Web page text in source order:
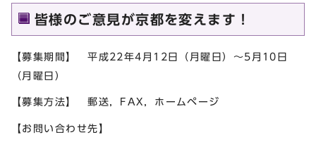
皆様のご意見が京都を変えます！
【募集期間】 平成22年4月12日（月曜日）～5月10日
（月曜日）
【募集方法】 郵送，FAX，ホームページ
【お問い合わせ先】